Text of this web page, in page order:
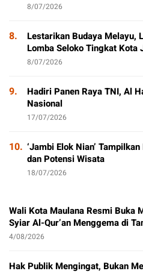
8/07/2026
8.
Lestarikan Budaya Melayu,
Lomba Seloko Tingkat Kota
8/07/2026
9.
Hadiri Panen Raya TNI, Al
Nasional
17/07/2026
10. ‘Jambi Elok Nian’
dan Potensi Wisata
18/07/2026
Wali Kota Maulana Resmi Buka
Syiar Al-Qur’an Menggema di
4/08/2026
Hak Publik Mengingat, Bukan